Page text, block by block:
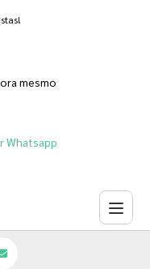
mesmo
Whatsapp